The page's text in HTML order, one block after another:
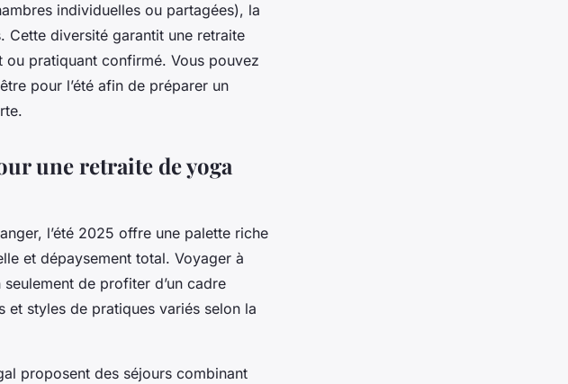
individuelles ou partagées), la
Cette diversité garantit une retraite
pratiquant confirmé. Vous pouvez
pour l’été afin de préparer un
une retraite de yoga
l’été 2025 offre une palette riche
et dépaysement total. Voyager à
de profiter d’un cadre
et styles de pratiques variés selon la
proposent des séjours combinant